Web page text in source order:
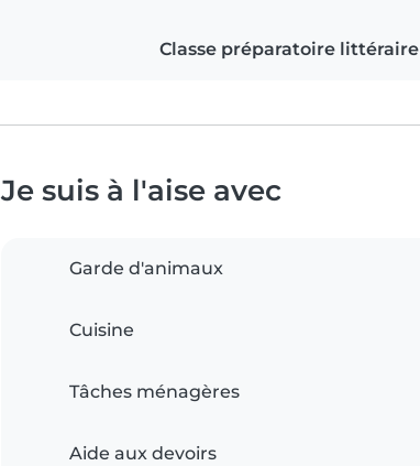
Classe préparatoire littéraire
Je suis à l'aise avec
Garde d'animaux
Cuisine
Tâches ménagères
Aide aux devoirs